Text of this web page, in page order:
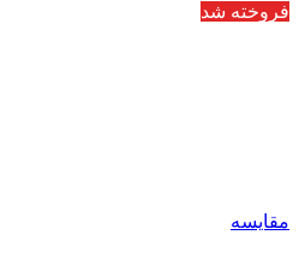
فروخته شد
مقایسه